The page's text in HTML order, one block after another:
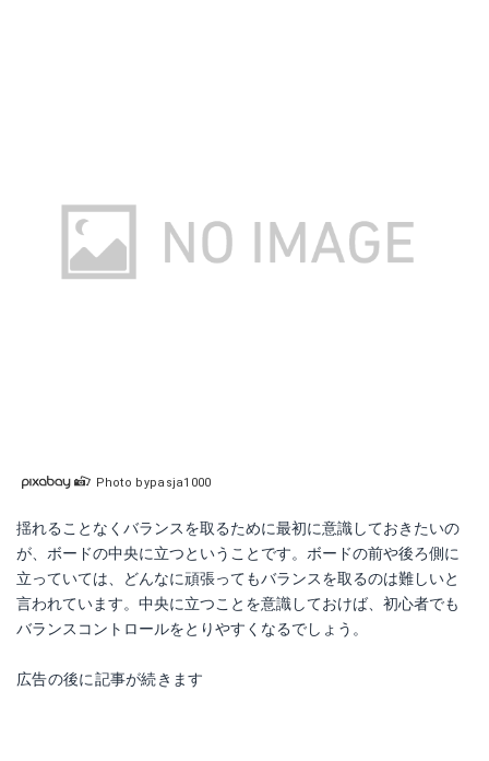
Photo bypasja1000
揺れることなくバランスを取るために最初に意識しておきたいの
が、ボードの中央に立つということです。ボードの前や後ろ側に
立っていては、どんなに頑張ってもバランスを取るのは難しいと
言われています。中央に立つことを意識しておけば、初心者でも
バランスコントロールをとりやすくなるでしょう。
広告の後に記事が続きます